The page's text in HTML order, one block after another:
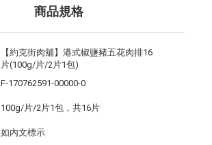
商品規格
【約克街肉舖】港式椒鹽豬五花肉排16
片(100g/片/2片1包)
F-170762591-00000-0
100g/片/2片1包，共16片
如內文標示